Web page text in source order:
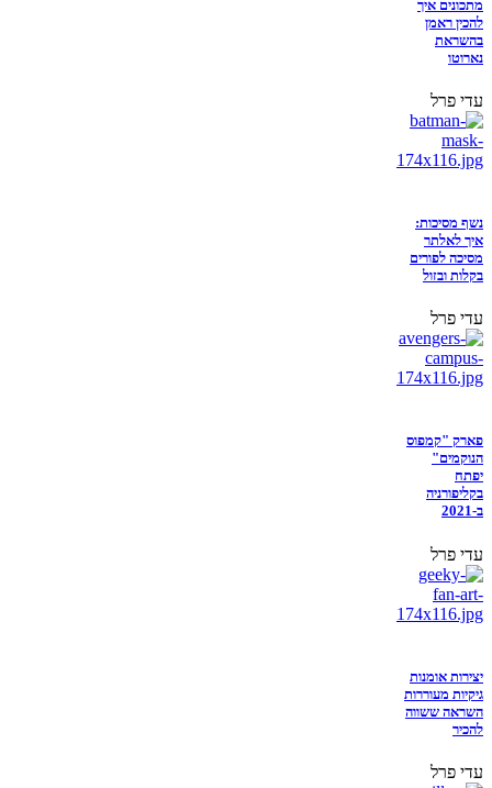
מתכונים איך
להכין ראמן
בהשראת
נארוטו
עדי פרל
נשף מסיכות:
איך לאלתר
מסיכה לפורים
בקלות ובזול
עדי פרל
פארק "קמפוס
הנוקמים"
יפתח
בקליפורניה
ב-2021
עדי פרל
יצירות אומנות
גיקיות מעוררות
השראה ששווה
להכיר
עדי פרל